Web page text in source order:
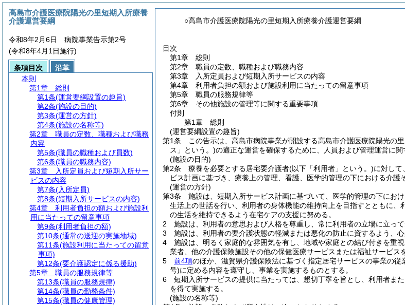
○高島市介護医療院陽光の里短期入所療養介護運営要綱
目次
第1章
総則
第2章
職員の定数、職種および職務内容
第3章
入所定員および短期入所サービスの内容
第4章
利用者負担の額および施設利用に当たっての留意事項
第5章
職員の服務規律等
第6章
その他施設の管理等に関する重要事項
付則
第1章
総則
(運営要綱設置の趣旨)
第1条
この告示は、高島市病院事業が開設する高島市介護医療院陽光の里
ス」という。)の適正な運営を確保するために、人員および管理運営に関
(施設の目的)
第2条
療養を必要とする居宅要介護者(以下「利用者」という。)に対して
ビス計画に基づき、療養上の管理、看護、医学的管理の下における介
(運営の方針)
第3条
施設は、短期入所サービス計画に基づいて、医学的管理の下にお
生活上の世話を行い、利用者の身体機能の維持向上を目指すとともに
の生活を維持できるよう在宅ケアの支援に努める。
2
施設は、利用者の意思および人格を尊重し、常に利用者の立場に立っ
3
施設は、利用者の要介護状態の軽減または悪化の防止に資するよう、
4
施設は、明るく家庭的な雰囲気を有し、地域や家庭との結び付きを重
業者、他の介護保険施設その他の保健医療サービスまたは福祉サービス
5
前4項のほか、滋賀県介護保険法に基づく指定居宅サービスの事業の
号)に定める内容を遵守し、事業を実施するものとする。
6
短期入所サービスの提供に当たっては、懇切丁寧を旨とし、利用者ま
を得て実施する。
(施設の名称等)
高島市介護医療院陽光の里短期入所療養
介護運営要綱
令和8年2月6日 病院事業告示第2号
(令和8年4月1日施行)
条項目次
沿革
本則
第1章
総則
第1条(運営要綱設置の趣旨)
第2条(施設の目的)
第3条(運営の方針)
第4条(施設の名称等)
第2章
職員の定数、職種および職務
内容
第5条(職員の職種および員数)
第6条(職員の職務内容)
第3章
入所定員および短期入所サー
ビスの内容
第7条(入所定員)
第8条(短期入所サービスの内容)
第4章
利用者負担の額および施設利
用に当たっての留意事項
第9条(利用者負担の額)
第10条(通常の送迎の実施地域)
第11条(施設利用に当たっての留意
事項)
第12条(要介護認定に係る援助)
第5章
職員の服務規律等
第13条(職員の服務規律)
第14条(職員の勤務条件)
第15条(職員の健康管理)